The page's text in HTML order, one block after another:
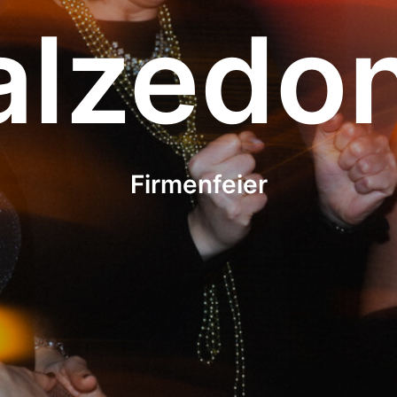
Firmenfeier